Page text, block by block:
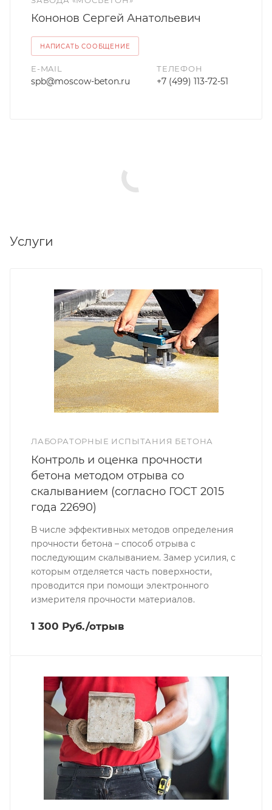
Кононов Сергей Анатольевич
НАПИСАТЬ СООБЩЕНИЕ
E-MAIL
spb@moscow-beton.ru
ТЕЛЕФОН
+7 (499) 113-72-51
Услуги
ЛАБОРАТОРНЫЕ ИСПЫТАНИЯ БЕТОНА
Контроль и оценка прочности
бетона методом отрыва со
скалыванием (согласно ГОСТ 2015
года 22690)
В числе эффективных методов определения
прочности бетона – способ отрыва с
последующим скалыванием. Замер усилия, с
которым отделяется часть поверхности,
проводится при помощи электронного
измерителя прочности материалов.
1 300 Руб./отрыв